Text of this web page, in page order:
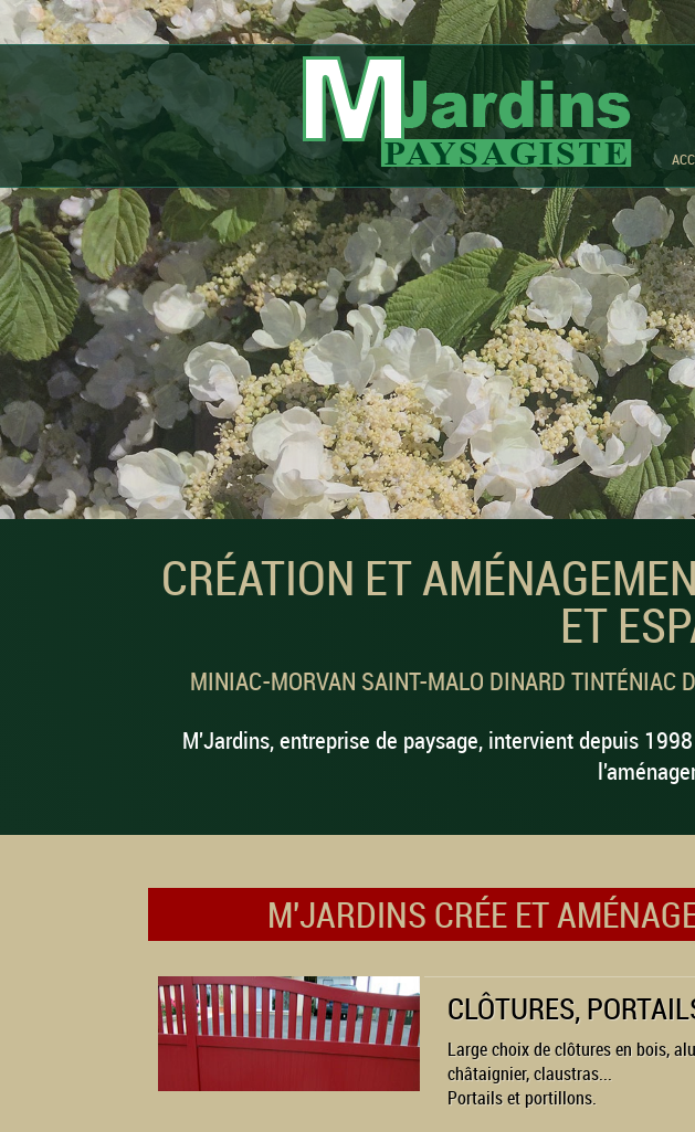
CRÉATION ET
ET
MINIAC-MORVAN SAINT-MALO DINARD TINTÉNIAC
M'Jardins, entreprise de paysage, intervient depuis
M'JARDINS CRÉE ET
CLÔTURES,
Large choix de clôtures en bois,
châtaignier, claustras...
Portails et portillons.